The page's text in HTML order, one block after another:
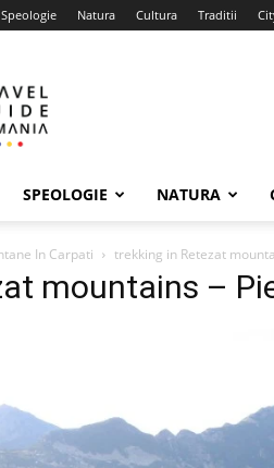
Speologie Natura Cultura Traditii
SPEOLOGIE NATURA
In Carpati trekking in Retezat
mountains –